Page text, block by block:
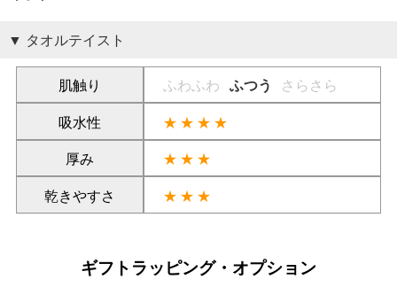
タオルテイスト
肌触り ふわふわ ふつう
さらさら
吸水性
★★★★
厚み
★★★
乾きやすさ
★★★
ギフトラッピング・オプション